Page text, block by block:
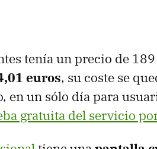
tenía un precio de
euros, su coste se
en un sólo día para
gratuita del servicio